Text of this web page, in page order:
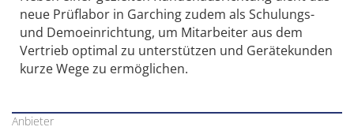
neue Prüflabor in Garching zudem als Schulungs-
und Demoeinrichtung, um Mitarbeiter aus dem
Vertrieb optimal zu unterstützen und Gerätekunden
kurze Wege zu ermöglichen.
Anbieter